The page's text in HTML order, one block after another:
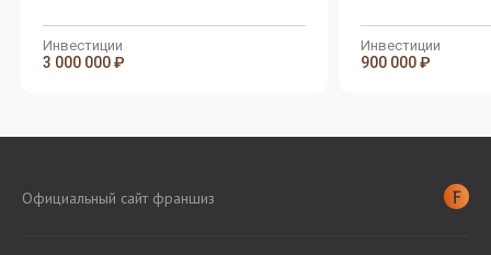
настроено до миллиметра
Инвестиции
3 000 000 ₽
настроено до
Инвестиции
900 000 ₽
Официальный сайт франшиз